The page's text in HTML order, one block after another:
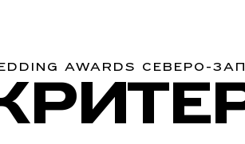
AWARDS СЕВЕРО-